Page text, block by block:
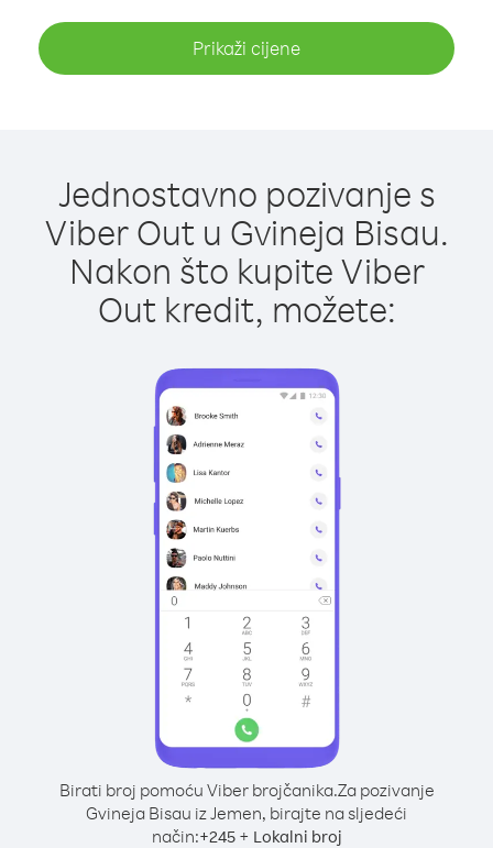
Prikaži cijene
Jednostavno pozivanje s
Viber Out u Gvineja Bisau.
Nakon što kupite Viber
Out kredit, možete:
Birati broj pomoću Viber brojčanika.Za pozivanje
Gvineja Bisau iz Jemen, birajte na sljedeći
način:+245+ Lokalni broj